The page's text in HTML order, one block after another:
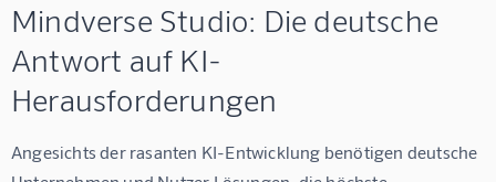
Mindverse Studio: Die deutsche
Antwort auf KI-
Herausforderungen
Angesichts der rasanten KI-Entwicklung benötigen deutsche